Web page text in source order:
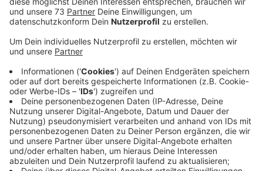
Mit Sex und Drogen gelockt
Anzeige
Die Angeklagten sind zwischen 18 und 20 Jahre
alt. Den drei jungen Männern wird heimtückischer Mord
vorgeworfen aus Habgier, um den Dingdener dann